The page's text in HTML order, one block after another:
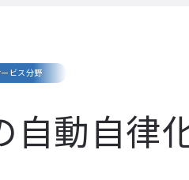
ビス分野
自動自律